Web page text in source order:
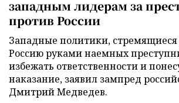
западным лидерам за
против России
Западные политики,
Россию руками наемных
избежать ответственности и
наказание, заявил зампред
Дмитрий Медведев.